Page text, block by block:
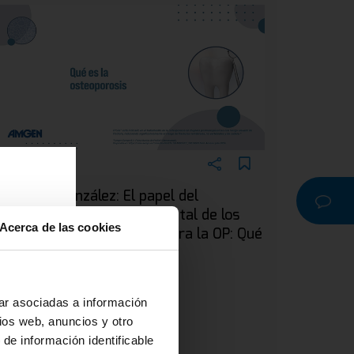
Acerca de las cookies
asociadas a información
web, anuncios y otro
información identificable
y
Silvia González: El papel del
en el manejo dental de los
en tratamiento para la OP: Qué
la osteoporosis